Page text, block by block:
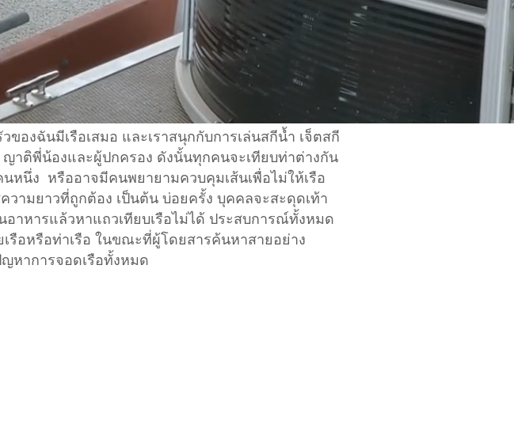
องฉันมีเรือเสมอ และเราสนุกกับการเล่นสกีน้ำ เจ็ตสกี
ญาติพี่น้องและผู้ปกครอง ดังนั้นทุกคนจะเทียบท่าต่างกัน
หนึ่ง หรืออาจมีคนพยายามควบคุมเส้นเพื่อไม่ให้เรือ
วามยาวที่ถูกต้อง เป็นต้น บ่อยครั้ง บุคคลจะสะดุดเท้า
าหารแล้วหาแถวเทียบเรือไม่ได้ ประสบการณ์ทั้งหมด
รือหรือท่าเรือ ในขณะที่ผู้โดยสารค้นหาสายอย่าง
หาการจอดเรือทั้งหมด